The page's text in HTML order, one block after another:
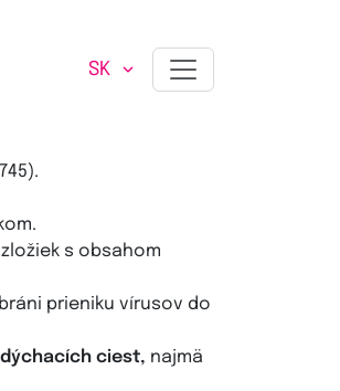
SK
s obsahom
prieniku vírusov do
ciest, najmä